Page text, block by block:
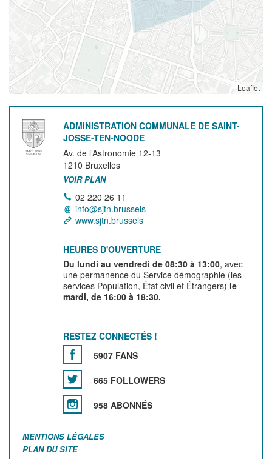
Leaflet
ADMINISTRATION COMMUNALE DE SAINT-
JOSSE-TEN-NOODE
Av. de l’Astronomie 12-13
1210 Bruxelles
VOIR PLAN
02 220 26 11
info@sjtn.brussels
www.sjtn.brussels
HEURES D'OUVERTURE
Du lundi au vendredi de 08:30 à 13:00, avec
une permanence du Service démographie (les
services Population, État civil et Étrangers) le
mardi, de 16:00 à 18:30.
RESTEZ CONNECTÉS !
5907 FANS
665 FOLLOWERS
958 ABONNÉS
MENTIONS LÉGALES
PLAN DU SITE